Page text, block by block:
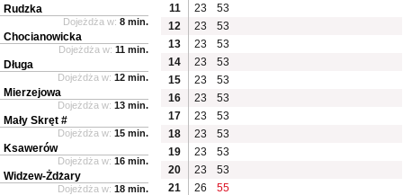
11
23
53
12
23
53
13
23
53
14
23
53
15
23
53
16
23
53
17
23
53
18
23
53
19
23
53
20
23
53
21
26
55
Rudzka
Dojeżdża w: 8 min.
Chocianowicka
Dojeżdża w: 11 min.
Długa
Dojeżdża w: 12 min.
Mierzejowa
Dojeżdża w: 13 min.
Mały Skręt #
Dojeżdża w: 15 min.
Ksawerów
Dojeżdża w: 16 min.
Widzew-Żdżary
Dojeżdża w: 18 min.